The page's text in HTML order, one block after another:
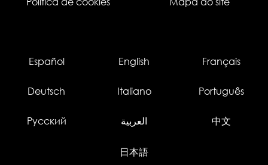
Español English Français
Deutsch Italiano Português
Русский العربية 中文
日本語